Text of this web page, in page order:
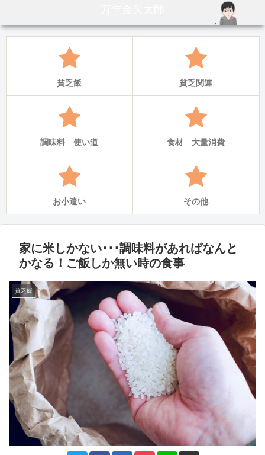
貧乏飯 貧乏関連
調味料 使い道 食材 大量消費
お小遣い その他
家に米しかない･･･調味料があればなんと
かなる！ご飯しか無い時の食事
貧乏飯